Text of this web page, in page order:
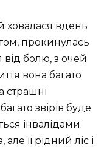
ховалася вдень
прокинулась
від болю, з очей
вона багато
страшні
звірів буде
інвалідами.
її рідний ліс і